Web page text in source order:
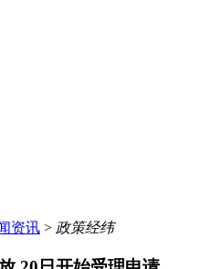
资讯 > 政策经纬